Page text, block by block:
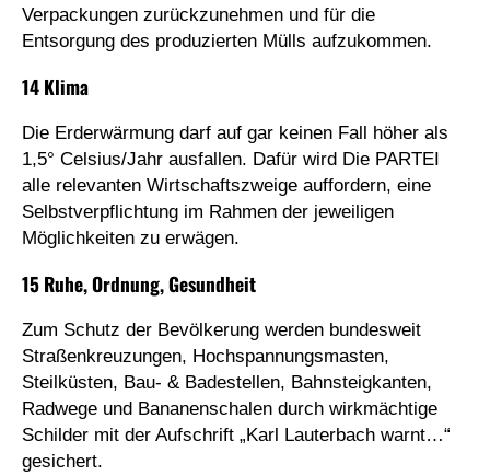
Verpackungen zurückzunehmen und für die
Entsorgung des produzierten Mülls aufzukommen.
14 Klima
Die Erderwärmung darf auf gar keinen Fall höher als
1,5° Celsius/Jahr ausfallen. Dafür wird Die PARTEI
alle relevanten Wirtschaftszweige auffordern, eine
Selbstverpflichtung im Rahmen der jeweiligen
Möglichkeiten zu erwägen.
15 Ruhe, Ordnung, Gesundheit
Zum Schutz der Bevölkerung werden bundesweit
Straßenkreuzungen, Hochspannungsmasten,
Steilküsten, Bau- & Badestellen, Bahnsteigkanten,
Radwege und Bananenschalen durch wirkmächtige
Schilder mit der Aufschrift „Karl Lauterbach warnt…“
gesichert.